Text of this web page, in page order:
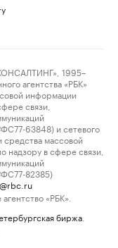
1995–
агентства «РБК»
информации
связи,
63848) и сетевого
средства массовой
в сфере связи,
82385)
«РБК».
биржа